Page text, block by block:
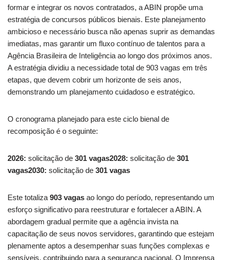
formar e integrar os novos contratados, a ABIN propõe uma
estratégia de concursos públicos bienais. Este planejamento
ambicioso e necessário busca não apenas suprir as demandas
imediatas, mas garantir um fluxo contínuo de talentos para a
Agência Brasileira de Inteligência ao longo dos próximos anos.
A estratégia dividiu a necessidade total de 903 vagas em três
etapas, que devem cobrir um horizonte de seis anos,
demonstrando um planejamento cuidadoso e estratégico.
O cronograma planejado para este ciclo bienal de
recomposição é o seguinte:
2026: solicitação de 301 vagas2028: solicitação de 301
vagas2030: solicitação de 301 vagas
Este totaliza 903 vagas ao longo do período, representando um
esforço significativo para reestruturar e fortalecer a ABIN. A
abordagem gradual permite que a agência invista na
capacitação de seus novos servidores, garantindo que estejam
plenamente aptos a desempenhar suas funções complexas e
sensíveis, contribuindo para a segurança nacional. O Imprensa